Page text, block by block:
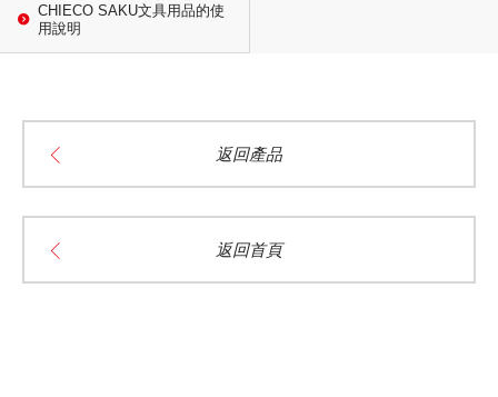
CHIECO SAKU文具用品的使
用說明
返回產品
返回首頁